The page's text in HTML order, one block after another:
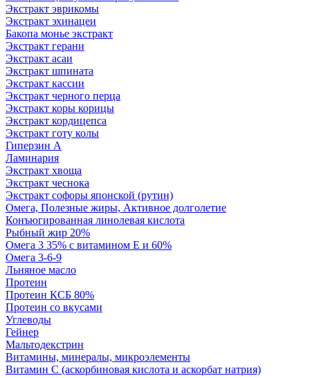
Экстракт эврикомы
Экстракт эхинацеи
Бакопа монье экстракт
Экстракт герани
Экстракт асаи
Экстракт шпината
Экстракт кассии
Экстракт черного перца
Экстракт коры корицы
Экстракт кордицепса
Экстракт готу колы
Гиперзин А
Ламинария
Экстракт хвоща
Экстракт чеснока
Экстракт софоры японской (рутин)
Омега, Полезные жиры, Активное долголетие
Конъюгированная линолевая кислота
Рыбный жир 20%
Омега 3 35% с витамином Е и 60%
Омега 3-6-9
Льняное масло
Протеин
Протеин КСБ 80%
Протеин со вкусами
Углеводы
Гейнер
Мальтодекстрин
Витамины, минералы, микроэлементы
Витамин C (аскорбиновая кислота и аскорбат натрия)